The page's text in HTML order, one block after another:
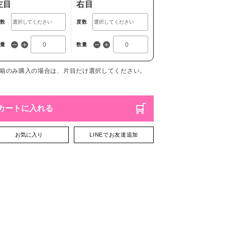
目 右目
度数
数量
のみ購入の場合は、片目だけ選択してください。
ートに入れる
お気に入り LINEでお友達追加